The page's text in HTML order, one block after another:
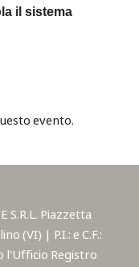
il sistema
evento.
S.R.L. Piazzetta
(VI) | P.I.: e C.F.:
Registro